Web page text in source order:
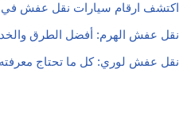
اكتشف ارقام سيارات نقل عفش في
نقل عفش الهرم: أفضل الطرق
نقل عفش لوري: كل ما تحتاج معرفته